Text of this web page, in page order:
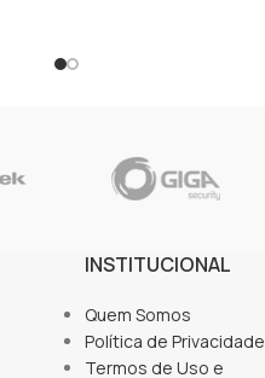
INSTITUCIONAL
Quem Somos
Política de Privacidade
Termos de Uso e